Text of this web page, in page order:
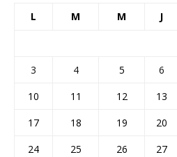
L M M J
3
4 5 6
10
11 12 13
17
18 19 20
24
25 26 27